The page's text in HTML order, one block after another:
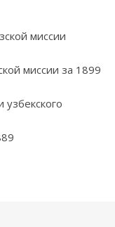
миссии
миссии за 1899